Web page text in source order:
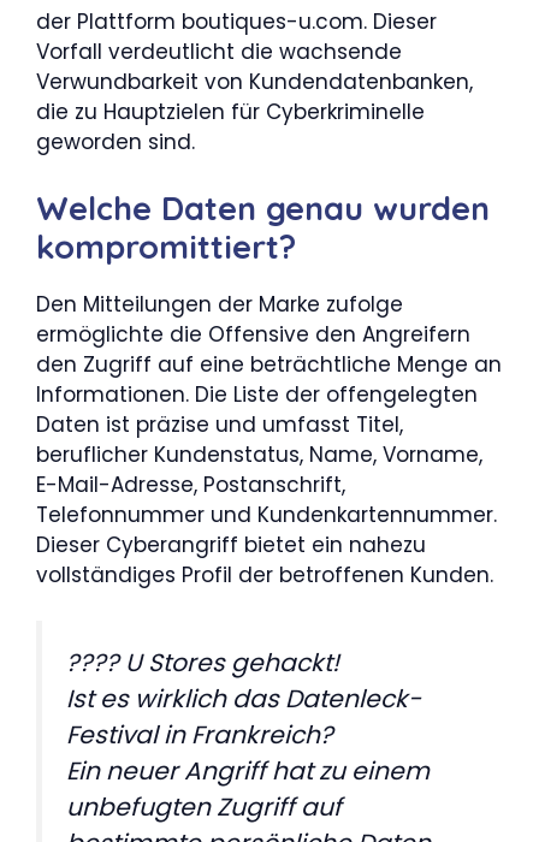
der Plattform boutiques-u.com. Dieser
Vorfall verdeutlicht die wachsende
Verwundbarkeit von Kundendatenbanken,
die zu Hauptzielen für Cyberkriminelle
geworden sind.
Welche Daten genau wurden
kompromittiert?
Den Mitteilungen der Marke zufolge
ermöglichte die Offensive den Angreifern
den Zugriff auf eine beträchtliche Menge an
Informationen. Die Liste der offengelegten
Daten ist präzise und umfasst Titel,
beruflicher Kundenstatus, Name, Vorname,
E-Mail-Adresse, Postanschrift,
Telefonnummer und Kundenkartennummer.
Dieser Cyberangriff bietet ein nahezu
vollständiges Profil der betroffenen Kunden.
???? U Stores gehackt!
Ist es wirklich das Datenleck-
Festival in Frankreich?
Ein neuer Angriff hat zu einem
unbefugten Zugriff auf